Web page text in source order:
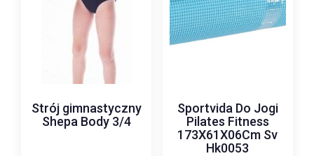
Strój gimnastyczny
Shepa Body 3/4
Sportvida Do Jogi
Pilates Fitness
173X61X06Cm Sv
Hk0053